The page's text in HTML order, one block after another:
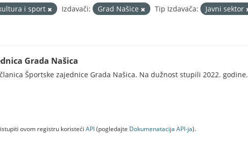
i sport
Izdavači: Grad Našice Tip Izdavača: Javni sektor
Grada Našica
Športske zajednice Grada Našica. Na dužnost stupili 2022. godine.
ovom registru koristeći API(pogledajte Dokumenаtаcijа API-jа).